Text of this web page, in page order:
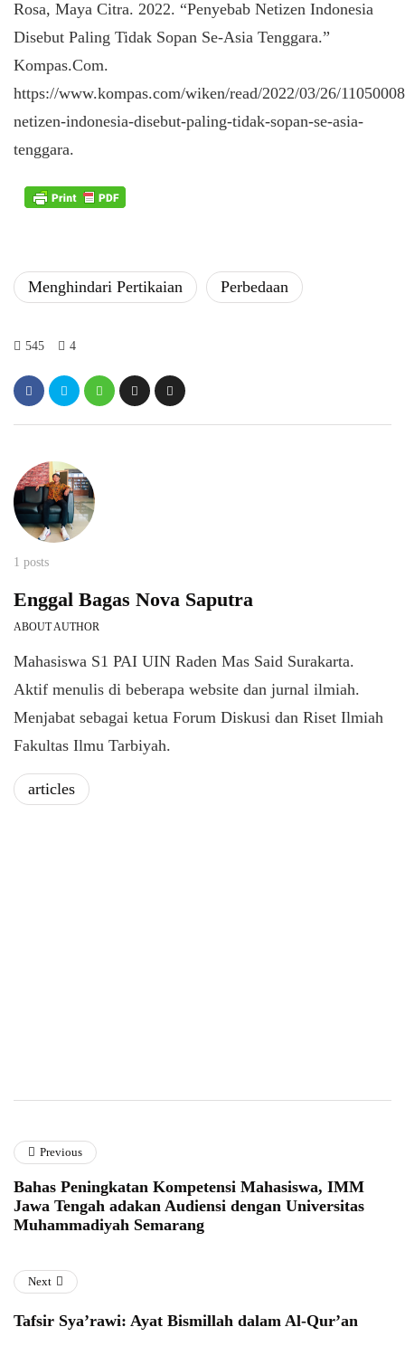
Rosa, Maya Citra. 2022. “Penyebab Netizen Indonesia
Disebut Paling Tidak Sopan Se-Asia Tenggara.”
Kompas.Com.
https://www.kompas.com/wiken/read/2022/03/26/
netizen-indonesia-disebut-paling-tidak-sopan-se-asia-
tenggara.
Menghindari Pertikaian Perbedaan
545 4
1 posts
Enggal Bagas Nova Saputra
ABOUT AUTHOR
Mahasiswa S1 PAI UIN Raden Mas Said Surakarta.
Aktif menulis di beberapa website dan jurnal ilmiah.
Menjabat sebagai ketua Forum Diskusi dan Riset Ilmiah
Fakultas Ilmu Tarbiyah.
articles
Previous
Bahas Peningkatan Kompetensi Mahasiswa, IMM
Jawa Tengah adakan Audiensi dengan Universitas
Muhammadiyah Semarang
Next
Tafsir Sya’rawi: Ayat Bismillah dalam Al-Qur’an